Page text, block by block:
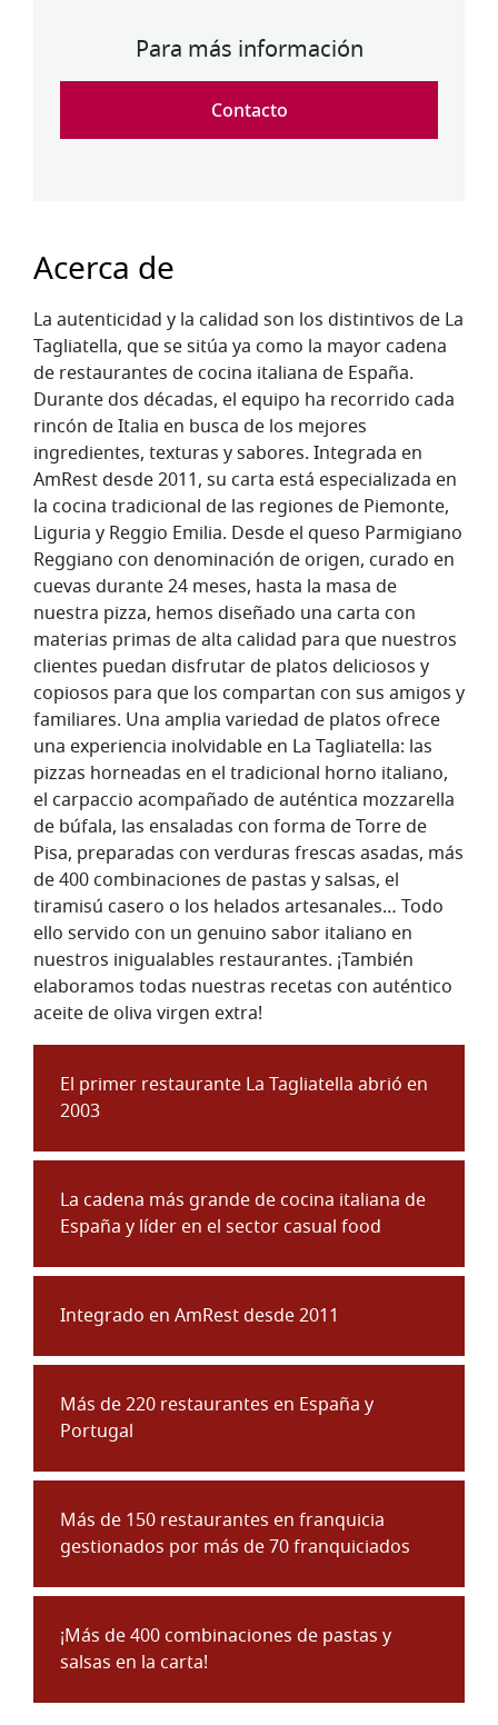
Acerca de
La autenticidad y la calidad son los distintivos de La
Tagliatella, que se sitúa ya como la mayor cadena
de restaurantes de cocina italiana de España.
Durante dos décadas, el equipo ha recorrido cada
rincón de Italia en busca de los mejores
ingredientes, texturas y sabores. Integrada en
AmRest desde 2011, su carta está especializada en
la cocina tradicional de las regiones de Piemonte,
Liguria y Reggio Emilia. Desde el queso Parmigiano
Reggiano con denominación de origen, curado en
cuevas durante 24 meses, hasta la masa de
nuestra pizza, hemos diseñado una carta con
materias primas de alta calidad para que nuestros
clientes puedan disfrutar de platos deliciosos y
copiosos para que los compartan con sus amigos y
familiares. Una amplia variedad de platos ofrece
una experiencia inolvidable en La Tagliatella: las
pizzas horneadas en el tradicional horno italiano,
el carpaccio acompañado de auténtica mozzarella
de búfala, las ensaladas con forma de Torre de
Pisa, preparadas con verduras frescas asadas, más
de 400 combinaciones de pastas y salsas, el
tiramisú casero o los helados artesanales… Todo
ello servido con un genuino sabor italiano en
nuestros inigualables restaurantes. ¡También
elaboramos todas nuestras recetas con auténtico
aceite de oliva virgen extra!
El primer restaurante La Tagliatella abrió en
2003
La cadena más grande de cocina italiana de
España y líder en el sector casual food
Integrado en AmRest desde 2011
Más de 220 restaurantes en España y
Portugal
Más de 150 restaurantes en franquicia
gestionados por más de 70 franquiciados
¡Más de 400 combinaciones de pastas y
salsas en la carta!
Para más información
Contacto